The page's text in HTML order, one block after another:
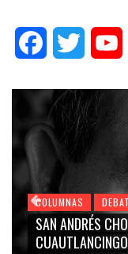
FacebookTwitter
COLUMNAS
GRACE
CARMEN